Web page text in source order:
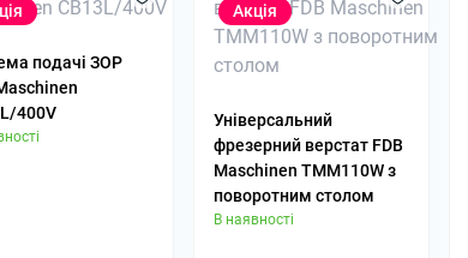
подачі ЗОР
400V
Акція
Універсальний
фрезерний верстат FDB
Maschinen TMM110W з
поворотним столом
В наявності